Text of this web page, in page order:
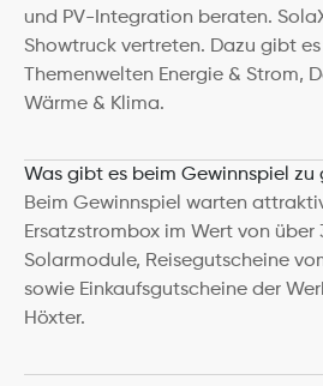
und PV-Integration beraten.
Showtruck vertreten. Dazu gibt
Themenwelten Energie & Strom,
Wärme & Klima.
Was gibt es beim Gewinnspiel zu
Beim Gewinnspiel warten
Ersatzstrombox im Wert von über
Solarmodule, Reisegutscheine
sowie Einkaufsgutscheine der
Höxter.